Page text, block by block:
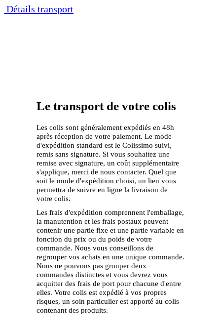
Détails transport
Le transport de votre colis
Les colis sont généralement expédiés en 48h
après réception de votre paiement. Le mode
d'expédition standard est le Colissimo suivi,
remis sans signature. Si vous souhaitez une
remise avec signature, un coût supplémentaire
s'applique, merci de nous contacter. Quel que
soit le mode d'expédition choisi, un lien vous
permettra de suivre en ligne la livraison de
votre colis.
Les frais d'expédition comprennent l'emballage,
la manutention et les frais postaux peuvent
contenir une partie fixe et une partie variable en
fonction du prix ou du poids de votre
commande. Nous vous conseillons de
regrouper vos achats en une unique commande.
Nous ne pouvons pas grouper deux
commandes distinctes et vous devrez vous
acquitter des frais de port pour chacune d'entre
elles. Votre colis est expédié à vos propres
risques, un soin particulier est apporté au colis
contenant des produits.